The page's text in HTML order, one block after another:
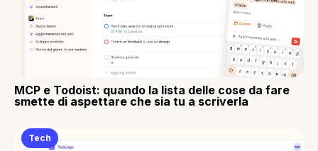
MCP e Todoist: quando la lista delle cose da fare
smette di aspettare che sia tu a scriverla
Tech